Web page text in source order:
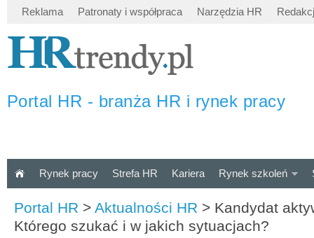
Reklama Patronaty i współpraca Narzędzia HR
Portal HR - branża HR i rynek pracy
Rynek pracy Strefa HR Kariera Rynek szkoleń
Portal HR > Aktualności HR > Kandydat
Którego szukać i w jakich sytuacjach?